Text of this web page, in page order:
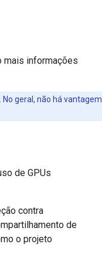
mais informações
geral, não há vantagem
de GPUs
contra
de
o projeto